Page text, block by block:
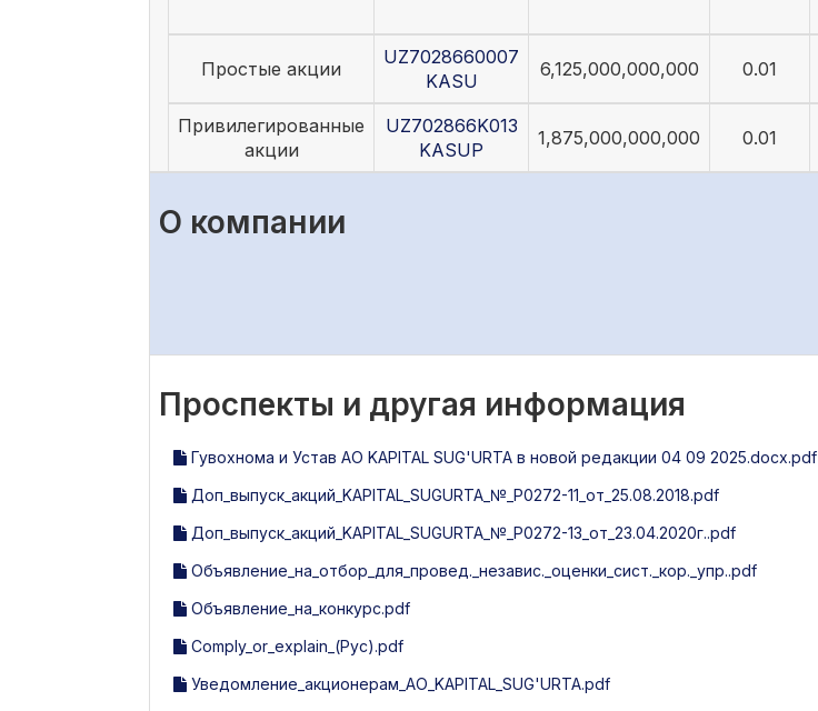
Простые акции
UZ7028660007
KASU
6,125,000,000,000 0.01
Привилегированные
акции
UZ702866K013
KASUP
1,875,000,000,000 0.01
О компании
Проспекты и другая информация
Гувохнома и Устав АО KAPITAL SUG'URTA в новой редакции 04 09 2025.docx.pdf
Доп_выпуск_акций_KAPITAL_SUGURTA_№_Р0272-11_от_25.08.2018.pdf
Доп_выпуск_акций_KAPITAL_SUGURTA_№_Р0272-13_от_23.04.2020г..pdf
Объявление_на_отбор_для_провед._независ._оценки_сист._кор._упр..pdf
Объявление_на_конкурс.pdf
Comply_or_explain_(Рус).pdf
Уведомление_акционерам_АО_KAPITAL_SUG'URTA.pdf